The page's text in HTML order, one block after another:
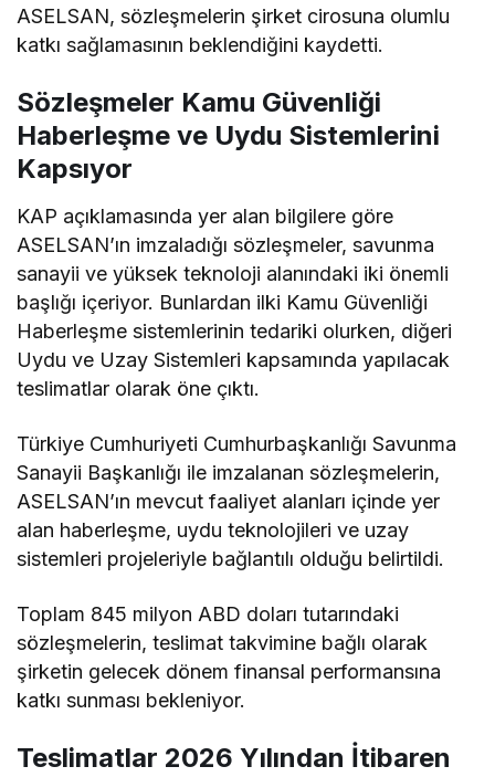
ASELSAN, sözleşmelerin şirket cirosuna olumlu
katkı sağlamasının beklendiğini kaydetti.
Sözleşmeler Kamu Güvenliği
Haberleşme ve Uydu Sistemlerini
Kapsıyor
KAP açıklamasında yer alan bilgilere göre
ASELSAN’ın imzaladığı sözleşmeler, savunma
sanayii ve yüksek teknoloji alanındaki iki önemli
başlığı içeriyor. Bunlardan ilki Kamu Güvenliği
Haberleşme sistemlerinin tedariki olurken, diğeri
Uydu ve Uzay Sistemleri kapsamında yapılacak
teslimatlar olarak öne çıktı.
Türkiye Cumhuriyeti Cumhurbaşkanlığı Savunma
Sanayii Başkanlığı ile imzalanan sözleşmelerin,
ASELSAN’ın mevcut faaliyet alanları içinde yer
alan haberleşme, uydu teknolojileri ve uzay
sistemleri projeleriyle bağlantılı olduğu belirtildi.
Toplam 845 milyon ABD doları tutarındaki
sözleşmelerin, teslimat takvimine bağlı olarak
şirketin gelecek dönem finansal performansına
katkı sunması bekleniyor.
Teslimatlar 2026 Yılından İtibaren